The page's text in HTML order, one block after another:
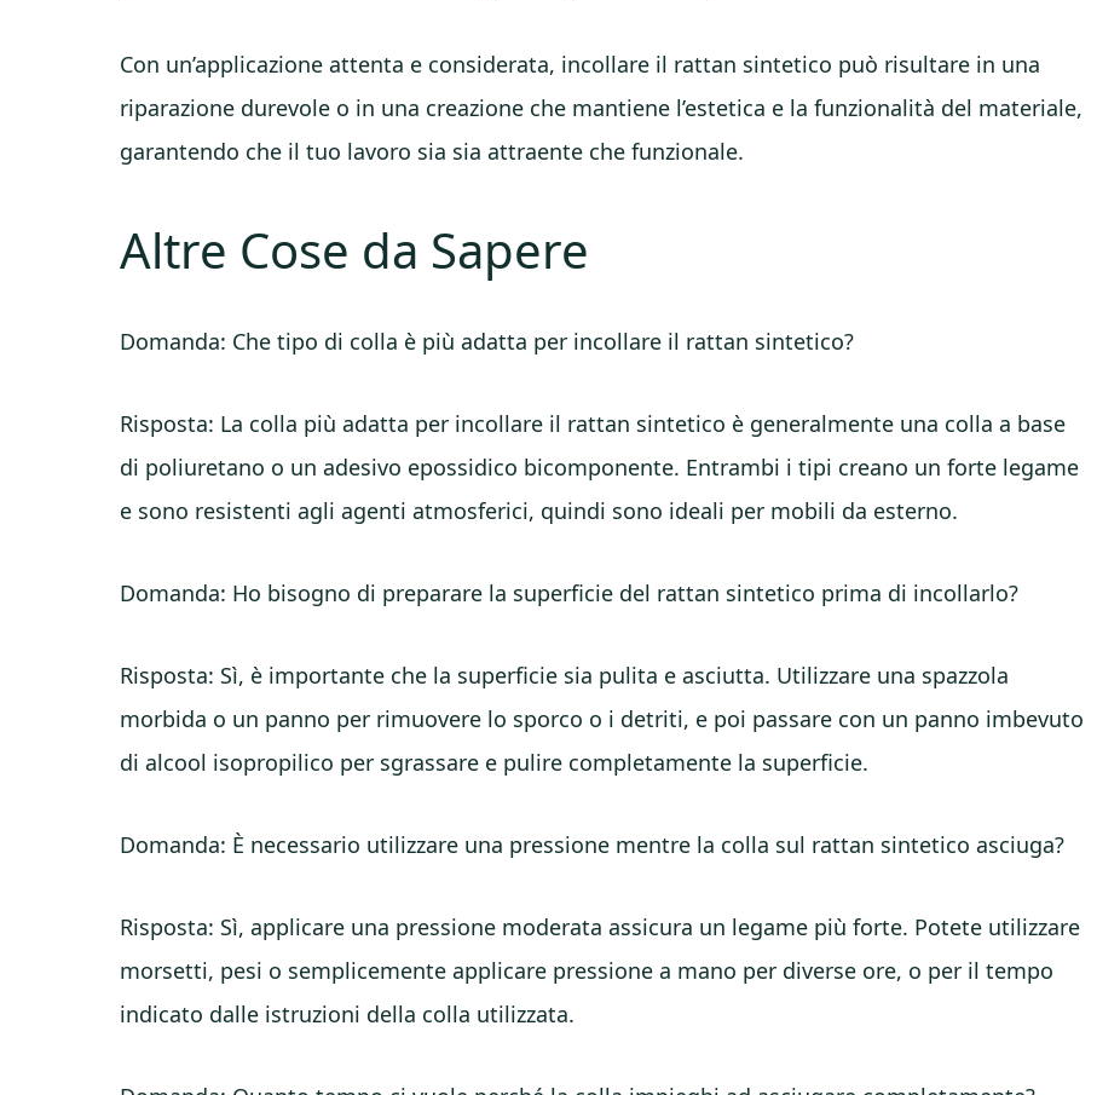
Con un’applicazione attenta e considerata, incollare il rattan sintetico può risultare in una
riparazione durevole o in una creazione che mantiene l’estetica e la funzionalità del materiale,
garantendo che il tuo lavoro sia sia attraente che funzionale.
Altre Cose da Sapere
Domanda: Che tipo di colla è più adatta per incollare il rattan sintetico?
Risposta: La colla più adatta per incollare il rattan sintetico è generalmente una colla a base
di poliuretano o un adesivo epossidico bicomponente. Entrambi i tipi creano un forte legame
e sono resistenti agli agenti atmosferici, quindi sono ideali per mobili da esterno.
Domanda: Ho bisogno di preparare la superficie del rattan sintetico prima di incollarlo?
Risposta: Sì, è importante che la superficie sia pulita e asciutta. Utilizzare una spazzola
morbida o un panno per rimuovere lo sporco o i detriti, e poi passare con un panno imbevuto
di alcool isopropilico per sgrassare e pulire completamente la superficie.
Domanda: È necessario utilizzare una pressione mentre la colla sul rattan sintetico asciuga?
Risposta: Sì, applicare una pressione moderata assicura un legame più forte. Potete utilizzare
morsetti, pesi o semplicemente applicare pressione a mano per diverse ore, o per il tempo
indicato dalle istruzioni della colla utilizzata.